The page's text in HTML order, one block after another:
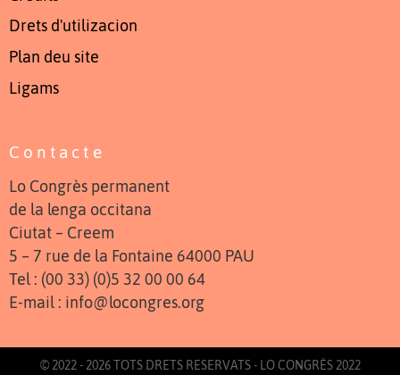
Drets d'utilizacion
Plan deu site
Ligams
Contacte
Lo Congrès permanent
de la lenga occitana
Ciutat – Creem
5 – 7 rue de la Fontaine 64000 PAU
Tel : (00 33) (0)5 32 00 00 64
E-mail : info@locongres.org
© 2022 - 2026 TOTS DRETS RESERVATS - LO CONGRÈS 2022